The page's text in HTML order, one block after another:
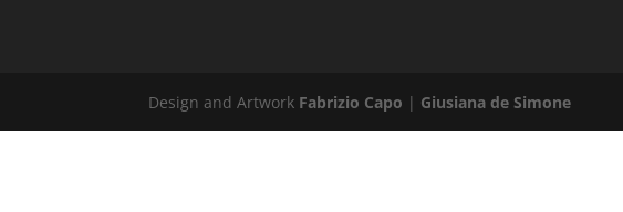
Design and Artwork Fabrizio Capo | Giusiana de Simone